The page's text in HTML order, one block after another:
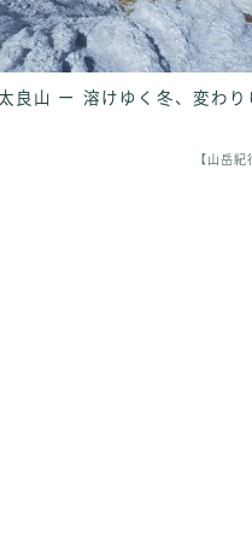
良山 ー 溶けゆく冬、変わり
【山岳紀